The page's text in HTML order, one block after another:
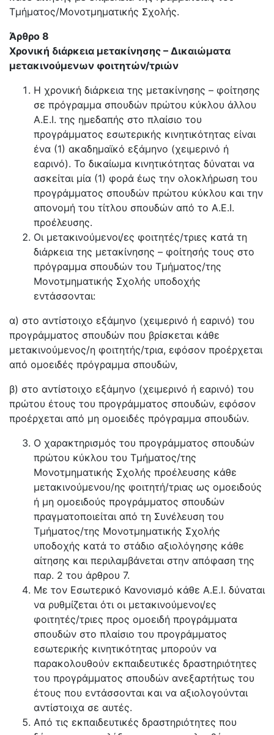
Τμήματος/Μονοτμηματικής Σχολής.
Άρθρο 8
Χρονική διάρκεια μετακίνησης – Δικαιώματα
μετακινούμενων φοιτητών/τριών
Η χρονική διάρκεια της μετακίνησης – φοίτησης
σε πρόγραμμα σπουδών πρώτου κύκλου άλλου
Α.Ε.Ι. της ημεδαπής στο πλαίσιο του
προγράμματος εσωτερικής κινητικότητας είναι
ένα (1) ακαδημαϊκό εξάμηνο (χειμερινό ή
εαρινό). Το δικαίωμα κινητικότητας δύναται να
ασκείται μία (1) φορά έως την ολοκλήρωση του
προγράμματος σπουδών πρώτου κύκλου και την
απονομή του τίτλου σπουδών από το Α.Ε.Ι.
προέλευσης.
Οι μετακινούμενοι/ες φοιτητές/τριες κατά τη
διάρκεια της μετακίνησης – φοίτησής τους στο
πρόγραμμα σπουδών του Τμήματος/της
Μονοτμηματικής Σχολής υποδοχής
εντάσσονται:
α) στο αντίστοιχο εξάμηνο (χειμερινό ή εαρινό) του
προγράμματος σπουδών που βρίσκεται κάθε
μετακινούμενος/η φοιτητής/τρια, εφόσον προέρχεται
από ομοειδές πρόγραμμα σπουδών,
β) στο αντίστοιχο εξάμηνο (χειμερινό ή εαρινό) του
πρώτου έτους του προγράμματος σπουδών, εφόσον
προέρχεται από μη ομοειδές πρόγραμμα σπουδών.
Ο χαρακτηρισμός του προγράμματος σπουδών
πρώτου κύκλου του Τμήματος/της
Μονοτμηματικής Σχολής προέλευσης κάθε
μετακινούμενου/ης φοιτητή/τριας ως ομοειδούς
ή μη ομοειδούς προγράμματος σπουδών
πραγματοποιείται από τη Συνέλευση του
Τμήματος/της Μονοτμηματικής Σχολής
υποδοχής κατά το στάδιο αξιολόγησης κάθε
αίτησης και περιλαμβάνεται στην απόφαση της
παρ. 2 του άρθρου 7.
Με τον Εσωτερικό Κανονισμό κάθε Α.Ε.Ι. δύναται
να ρυθμίζεται ότι οι μετακινούμενοι/ες
φοιτητές/τριες προς ομοειδή προγράμματα
σπουδών στο πλαίσιο του προγράμματος
εσωτερικής κινητικότητας μπορούν να
παρακολουθούν εκπαιδευτικές δραστηριότητες
του προγράμματος σπουδών ανεξαρτήτως του
έτους που εντάσσονται και να αξιολογούνται
αντίστοιχα σε αυτές.
Από τις εκπαιδευτικές δραστηριότητες που